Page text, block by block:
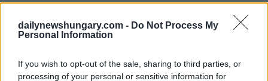
dailynewshungary.com - Do Not Process My
Personal Information
If you wish to opt-out of the sale, sharing to third parties, or
processing of your personal or sensitive information for
suggeriscono una significativa insoddisfazione dell’opinione
pubblica nei confronti delle prestazioni di Sulyok. Un
incarnato con successo “l’unità della nazione”, e una
maggioranza ha affermato che sarebbe meglio se si dimettesse